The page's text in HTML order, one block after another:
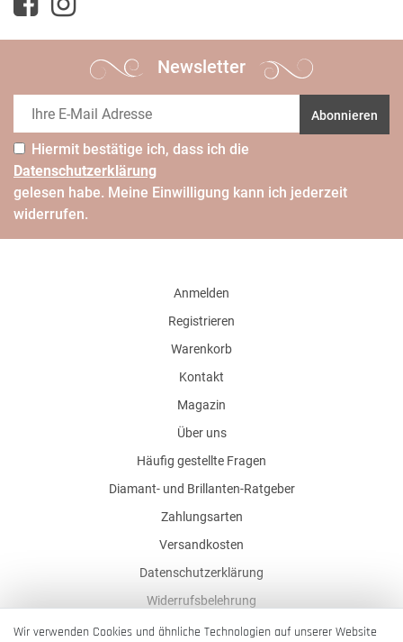
Newsletter
Abonnieren
Hiermit bestätige ich, dass ich die
Daten­schutz­erklärung
gelesen habe. Meine Einwilligung kann ich jederzeit
widerrufen.
Anmelden
Registrieren
Warenkorb
Kontakt
Magazin
Über uns
Häufig gestellte Fragen
Diamant- und Brillanten-Ratgeber
Zahlungsarten
Versandkosten
Datenschutzerklärung
Widerrufsbelehrung
AGB
Wir verwenden Cookies und ähnliche Technologien auf unserer Website